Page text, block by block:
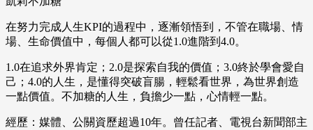
在努力完成人生KPI的過程中，逐漸領悟到，不管在職場、情
場、生命價值中，每個人都可以從1.0進階到4.0。
1.0在追求外界肯定；2.0是探索自我的價值；3.0終於學會愛自
己；4.0的人生，是懂得突破盲腸，輕鬆看世界，為世界創造
一點價值。不加糖的人生，負擔少一點，心情輕一點。
經歷：媒體、公關資歷超過10年。曾任記者、電視台新聞部主